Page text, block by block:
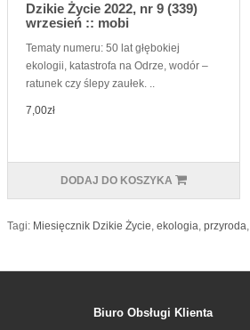
Dzikie Życie 2022, nr 9 (339)
wrzesień :: mobi
Tematy numeru: 50 lat głębokiej
ekologii, katastrofa na Odrze, wodór –
ratunek czy ślepy zaułek. ..
7,00zł
DODAJ DO KOSZYKA
Tagi: Miesięcznik Dzikie Życie, ekologia, przyroda,
Biuro Obsługi Klienta